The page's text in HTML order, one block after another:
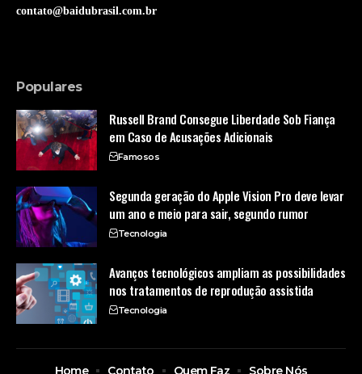
contato@baidubrasil.com.br
Populares
Russell Brand Consegue Liberdade Sob Fiança
em Caso de Acusações Adicionais
Famosos
Segunda geração do Apple Vision Pro deve levar
um ano e meio para sair, segundo rumor
Tecnologia
Avanços tecnológicos ampliam as possibilidades
nos tratamentos de reprodução assistida
Tecnologia
Home Contato Quem Faz Sobre Nós